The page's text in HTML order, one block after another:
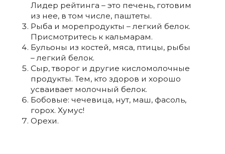
Лидер рейтинга – это печень, готовим
из нее, в том числе, паштеты.
Рыба и морепродукты – легкий белок.
Присмотритесь к кальмарам.
Бульоны из костей, мяса, птицы, рыбы
– легкий белок.
Сыр, творог и другие кисломолочные
продукты. Тем, кто здоров и хорошо
усваивает молочный белок.
Бобовые: чечевица, нут, маш, фасоль,
горох. Хумус!
Орехи.